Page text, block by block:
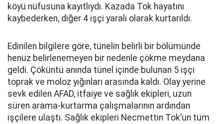
köyü nüfusuna kayıtlıydı. Kazada Tok hayatını
kaybederken, diğer 4 işçi yaralı olarak kurtarıldı.
Edinilen bilgilere göre, tünelin belirli bir bölümünde
henüz belirlenemeyen bir nedenle çökme meydana
geldi. Çöküntü anında tünel içinde bulunan 5 işçi
toprak ve moloz yığınları arasında kaldı. Olay yerine
sevk edilen AFAD, itfaiye ve sağlık ekipleri, uzun
süren arama-kurtarma çalışmalarının ardından
işçilere ulaştı. Sağlık ekipleri Necmettin Tok’un tüm